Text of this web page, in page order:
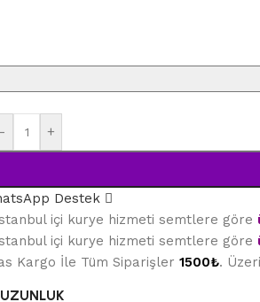
- +
Destek
içi kurye hizmeti semtlere göre
içi kurye hizmeti semtlere göre
Kargo İle Tüm Siparişler 1500₺.
UZUNLUK